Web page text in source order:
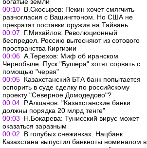
00:10 В.Скосырев: Пекин хочет смягчить
разногласия с Вашингтоном. Но США не
прекратят поставки оружия на Тайвань
00:07
Г.Михайлов: Революционный
беспредел. Россию вытесняют из сотового
пространства Киргизии
00:06 А.Терехов: Миф об иранском
Чернобыле. Пуск "Бушера" хотят сорвать с
помощью "червя"
00:05 Казахстанский БТА банк попытается
оспорить в суде сделку по российскому
проекту "Северное Домодедово"?
00:04 Р.Алшанов: "Казахстанские банки
должны порядка 20 млрд тенге"
00:03
Н.Бокарева: Тунисский вирус может
оказаться заразным
00:02
В голубых снежинках. Нацбанк
Казахстана выпустил банкноты номиналом в